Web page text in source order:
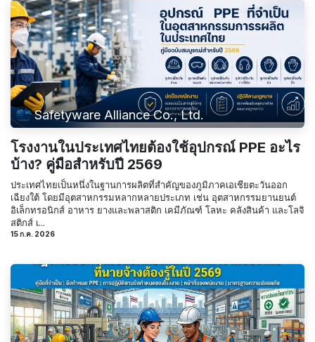
Safetyware Alliance Co., Ltd.
โรงงานในประเทศไทยต้องใช้อุปกรณ์ PPE อะไร
บ้าง? คู่มือสำหรับปี 2569
ประเทศไทยเป็นหนึ่งในฐานการผลิตที่สำคัญของภูมิภาคเอเชียตะวันออก
เฉียงใต้ โดยมีอุตสาหกรรมหลากหลายประเภท เช่น อุตสาหกรรมยานยนต์
อิเล็กทรอนิกส์ อาหาร ยางและพลาสติก เคมีภัณฑ์ โลหะ คลังสินค้า และโลจิ
สติกส์ เ...
15 ก.ค. 2026